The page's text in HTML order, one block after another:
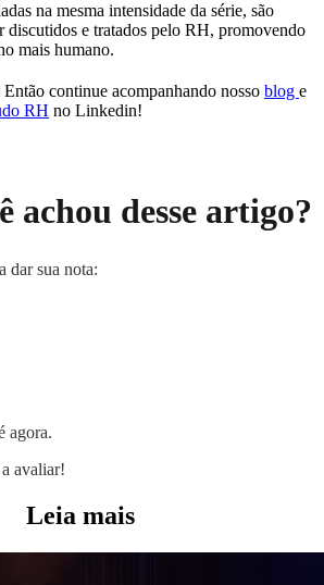
na mesma intensidade da série, são
discutidos e tratados pelo RH, promovendo
mais humano.
Então continue acompanhando nosso blog e
RH no Linkedin!
achou desse artigo?
dar sua nota:
agora.
avaliar!
Leia mais